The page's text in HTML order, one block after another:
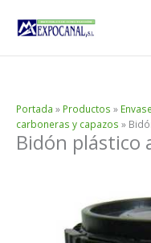
Portada » Productos »
carboneras y capazos »
Bidón plástico